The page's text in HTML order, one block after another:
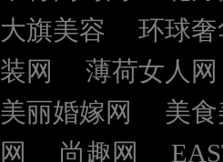
大旗美容
环球奢
装网
薄荷女人网
美丽婚嫁网
美食
网
尚趣网